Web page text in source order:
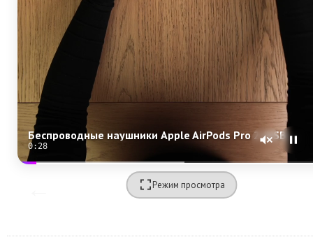
Беспроводные наушники Apple AirPods Pro 2 (USB-C)
0:27
Режим просмотра